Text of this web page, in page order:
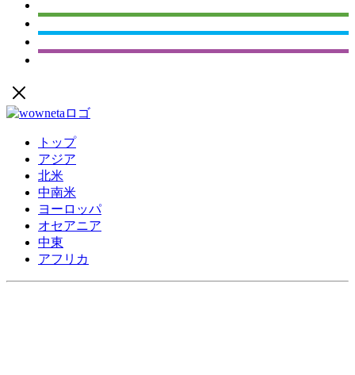
トップ
アジア
北米
中南米
ヨーロッパ
オセアニア
中東
アフリカ